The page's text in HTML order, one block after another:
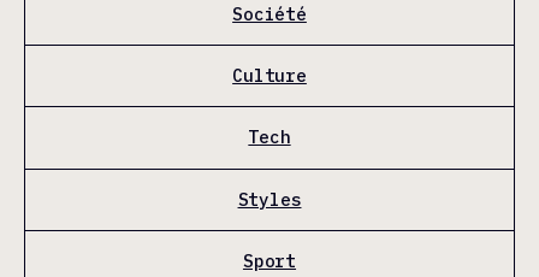
Société
Culture
Tech
Styles
Sport